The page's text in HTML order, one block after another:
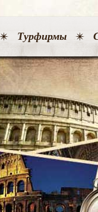
Турфирмы